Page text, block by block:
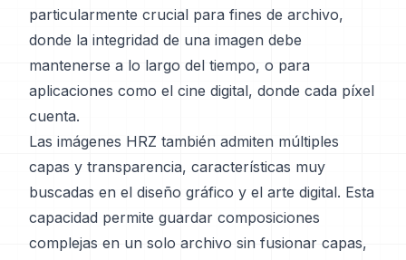
particularmente crucial para fines de archivo,
donde la integridad de una imagen debe
mantenerse a lo largo del tiempo, o para
aplicaciones como el cine digital, donde cada píxel
cuenta.
Las imágenes HRZ también admiten múltiples
capas y transparencia, características muy
buscadas en el diseño gráfico y el arte digital. Esta
capacidad permite guardar composiciones
complejas en un solo archivo sin fusionar capas,